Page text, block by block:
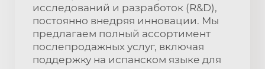
исследований и разработок (R&D),
постоянно внедряя инновации. Мы
предлагаем полный ассортимент
послепродажных услуг, включая
поддержку на испанском языке для